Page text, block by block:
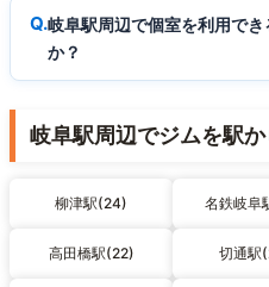
岐阜駅周辺で個室を利用で
か？
岐阜駅周辺でジムを駅
柳津駅(24) 名鉄岐阜
高田橋駅(22) 切通駅